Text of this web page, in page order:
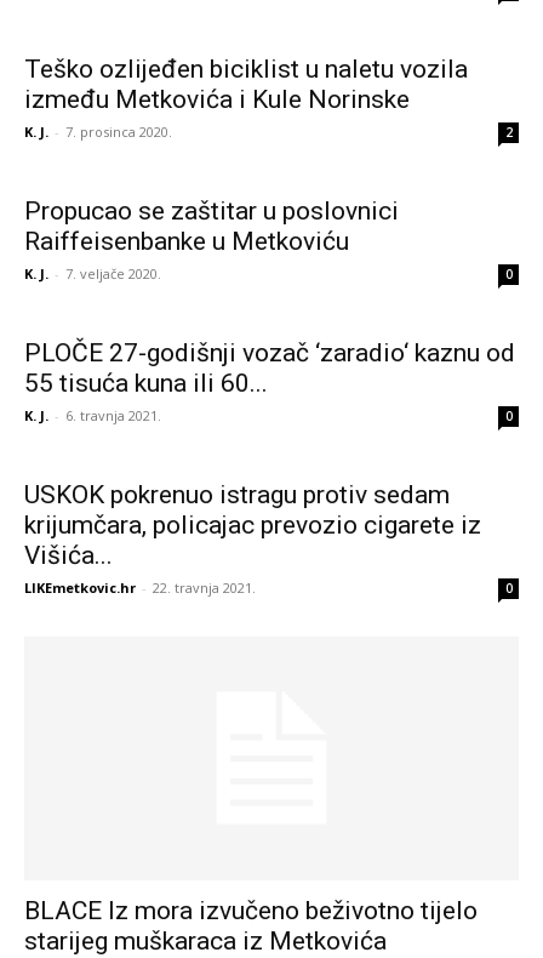
Teško ozlijeđen biciklist u naletu vozila
između Metkovića i Kule Norinske
K. J. - 7. prosinca 2020. 2
Propucao se zaštitar u poslovnici
Raiffeisenbanke u Metkoviću
K. J. - 7. veljače 2020. 0
PLOČE 27-godišnji vozač ‘zaradio‘ kaznu od
55 tisuća kuna ili 60...
K. J. - 6. travnja 2021. 0
USKOK pokrenuo istragu protiv sedam
krijumčara, policajac prevozio cigarete iz
Višića...
LIKEmetkovic.hr - 22. travnja 2021. 0
BLACE Iz mora izvučeno beživotno tijelo
starijeg muškaraca iz Metkovića